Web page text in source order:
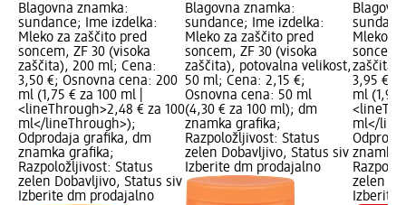
Blagovna znamka:
sundance; Ime izdelka:
Mleko za zaščito pred
soncem, ZF 30 (visoka
zaščita), 200 ml; Cena:
3,50 €; Osnovna cena: 200
ml (1,75 € za 100 ml |
<lineThrough>2,48 € za 100
ml</lineThrough>);
Odprodaja grafika, dm
znamka grafika;
Razpoložljivost: Status
zelen Dobavljivo, Status siv
Izberite dm prodajalno
Blagovna znamka:
sundance; Ime izdelka:
Mleko za zaščito pred
soncem, ZF 30 (visoka
zaščita), potovalna velikost,
50 ml; Cena: 2,15 €;
Osnovna cena: 50 ml
(4,30 € za 100 ml); dm
znamka grafika;
Razpoložljivost: Status
zelen Dobavljivo, Status siv
Izberite dm prodajalno
Mleko
soncem,
3,95 €;
ml (1,98
ml</
znamka
zelen
Izberite